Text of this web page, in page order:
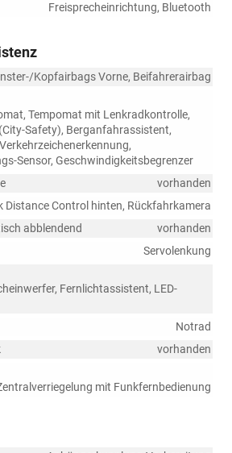
Freisprecheinrichtung, Bluetooth
Kopfairbags Vorne, Beifahrerairbag
Tempomat mit Lenkradkontrolle,
Safety), Berganfahrassistent,
Sensor, Geschwindigkeitsbegrenzer
vorhanden
Distance Control hinten, Rückfahrkamera
abblendend
vorhanden
Servolenkung
Fernlichtassistent, LED-
Notrad
vorhanden
mit Funkfernbedienung